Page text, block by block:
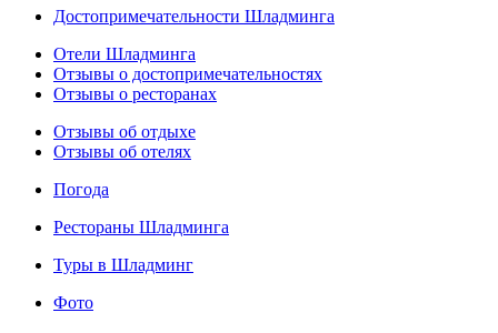
Достопримечательности Шладминга
Отели Шладминга
Отзывы о достопримечательностях
Отзывы о ресторанах
Отзывы об отдыхе
Отзывы об отелях
Погода
Рестораны Шладминга
Туры в Шладминг
Фото